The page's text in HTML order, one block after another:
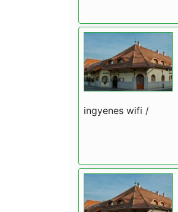
ingyenes wifi /